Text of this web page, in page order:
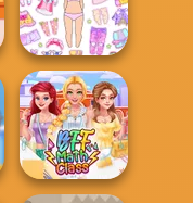
ASMR Beauty
Treatment
Chibi Doll: Avatar
Creator